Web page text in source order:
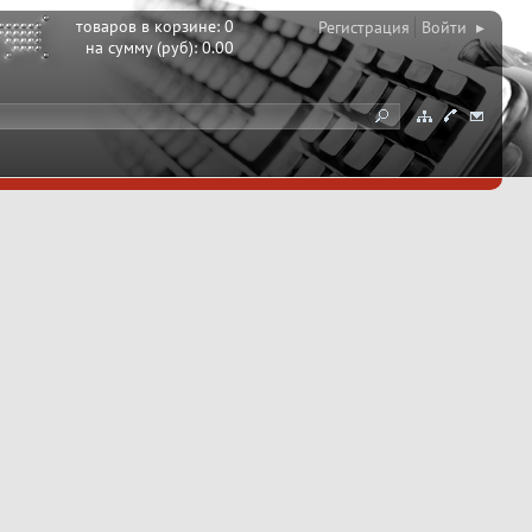
товаров в корзине:0
на сумму (руб):0.00
Регистрация Войти ▸